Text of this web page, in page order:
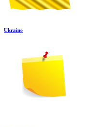
Ukraine